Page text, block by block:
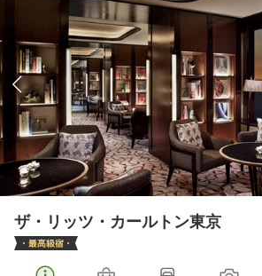
ザ・リッツ・カールトン東京